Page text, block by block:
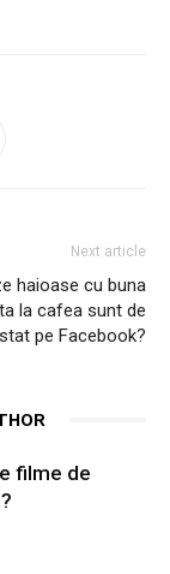
Next article
haioase cu buna
la cafea sunt de
pe Facebook?
filme de